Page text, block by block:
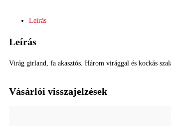
Leírás
Leírás
Virág girland, fa akasztós. Három virággal és kockás
Vásárlói visszajelzések